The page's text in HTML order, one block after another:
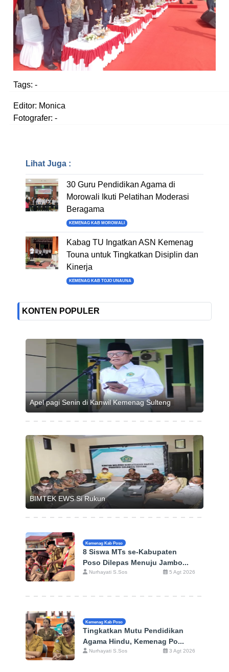
Tags: -
Editor: Monica
Fotografer: -
Lihat Juga :
30 Guru Pendidikan Agama di
Morowali Ikuti Pelatihan Moderasi
Beragama
KEMENAG KAB MOROWALI
Kabag TU Ingatkan ASN Kemenag
Touna untuk Tingkatkan Disiplin dan
Kinerja
KEMENAG KAB TOJO UNAUNA
KONTEN POPULER
Apel pagi Senin di Kanwil Kemenag Sulteng
BIMTEK EWS Si Rukun
Kemenag Kab Poso
8 Siswa MTs se-Kabupaten
Poso Dilepas Menuju Jambo...
Nurhayati S.Sos 5 Agt 2026
Kemenag Kab Poso
Tingkatkan Mutu Pendidikan
Agama Hindu, Kemenag Po...
Nurhayati S.Sos 3 Agt 2026